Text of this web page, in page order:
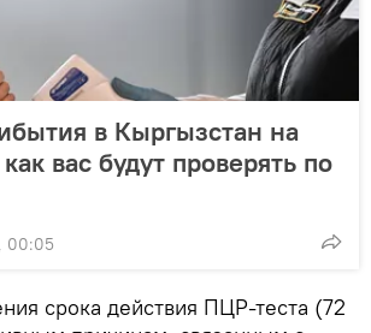
в Кыргызстан на
вас будут проверять по
00:05
срока действия ПЦР-теста (72